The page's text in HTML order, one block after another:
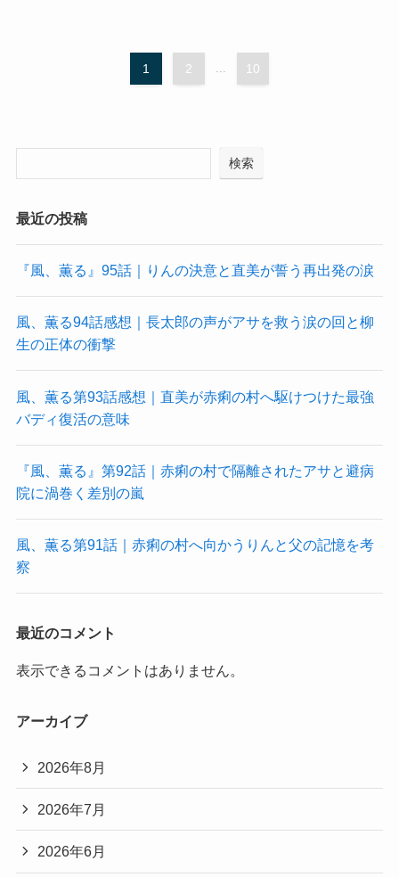
1 2 ... 10
検索
最近の投稿
『風、薫る』95話｜りんの決意と直美が誓う再出発の涙
風、薫る94話感想｜長太郎の声がアサを救う涙の回と柳
生の正体の衝撃
風、薫る第93話感想｜直美が赤痢の村へ駆けつけた最強
バディ復活の意味
『風、薫る』第92話｜赤痢の村で隔離されたアサと避病
院に渦巻く差別の嵐
風、薫る第91話｜赤痢の村へ向かうりんと父の記憶を考
察
最近のコメント
表示できるコメントはありません。
アーカイブ
2026年8月
2026年7月
2026年6月